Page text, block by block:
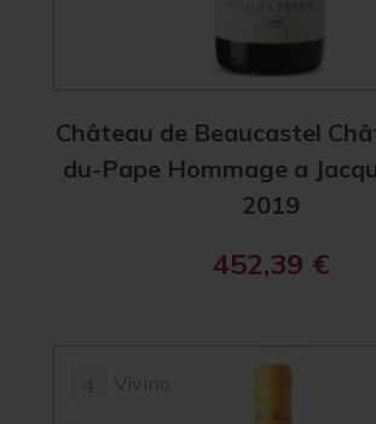
Château de Beaucastel
du-Pape Hommage a
2019
452,39 €
Vivino